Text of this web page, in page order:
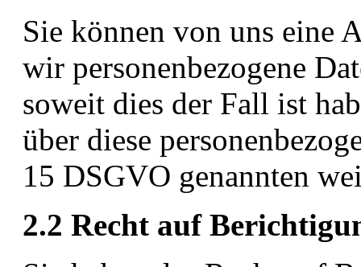
Sie können von uns eine
wir personenbezogene
soweit dies der Fall ist
über diese
15 DSGVO genannten
2.2 Recht auf